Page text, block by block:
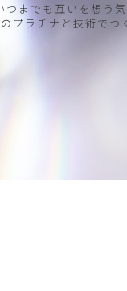
つまでも互いを想う
プラチナと技術でつ